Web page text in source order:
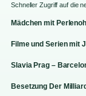
Schneller Zugriff auf die
Mädchen mit
Filme und Serien mit
Slavia Prag –
Besetzung Der